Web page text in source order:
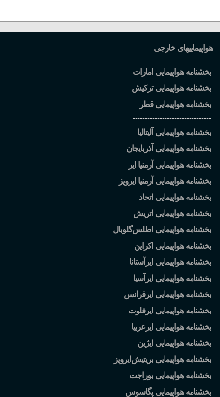
هواپیماییهای خارجی
بخشنامه هواپیمایی امارات
بخشنامه هواپیمایی ترکیش
بخشنامه هواپیمایی قطر
--------------------------------
بخشنامه هواپیمایی آلیتالیا
بخشنامه هواپیمایی آذربایجان
بخشنامه هواپیمایی آرمنیا ایر
بخشنامه هواپیمایی آرمنیا ایرویز
بخشنامه هواپیمایی اتحاد
بخشنامه هواپیمایی اتریش
بخشنامه هواپیمایی اطلسگلوبال
بخشنامه هواپیمایی اکراین
بخشنامه هواپیمایی ایرآستانا
بخشنامه هواپیمایی ایرآسیا
بخشنامه هواپیمایی ایرفرانس
بخشنامه هواپیمایی ایرفلوت
بخشنامه هواپیمایی ایرعربیا
بخشنامه هواپیمایی ایژین
بخشنامه هواپیمایی بریتیش ایرویز
بخشنامه هواپیمایی بوراجت
بخشنامه هواپیمایی پگاسوس